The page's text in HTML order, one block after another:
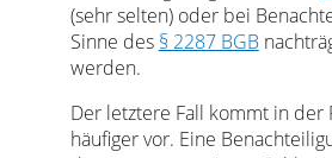
(sehr selten) oder bei
Sinne des § 2287 BGB
werden.
Der letztere Fall kommt in der
häufiger vor. Eine